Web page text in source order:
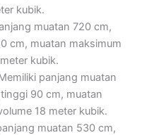
kubik.
muatan 720 cm,
cm, muatan maksimum
kubik.
panjang muatan
90 cm, muatan
18 meter kubik.
muatan 530 cm,